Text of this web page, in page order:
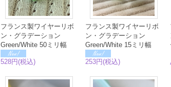
フランス製ワイヤーリボ
ン・グラデーション
Green/White 50ミリ幅
528円(税込)
フランス製ワイヤーリボ
ン・グラデーション
Green/White 15ミリ幅
253円(税込)